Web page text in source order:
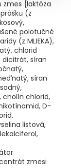
{laktóza
(z
polotučné
(z MLIEKA),
chlorid
síran
síran
cholín chlorid,
D-
listová,
zmesi